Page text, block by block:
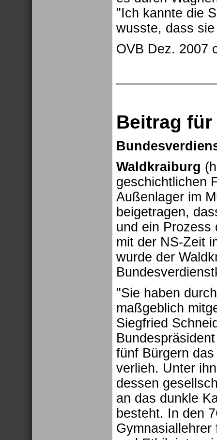
"Ich kannte die
wusste, dass
OVB Dez. 2007
Beitrag
Waldkraiburg
geschichtlichen
Außenlager im
beigetragen,
und ein Prozess
mit der NS-Zeit
wurde der
"Sie haben
maßgeblich
Siegfried
fünf Bürgern
verlieh. Unter
dessen
an das dunkle
besteht. In den